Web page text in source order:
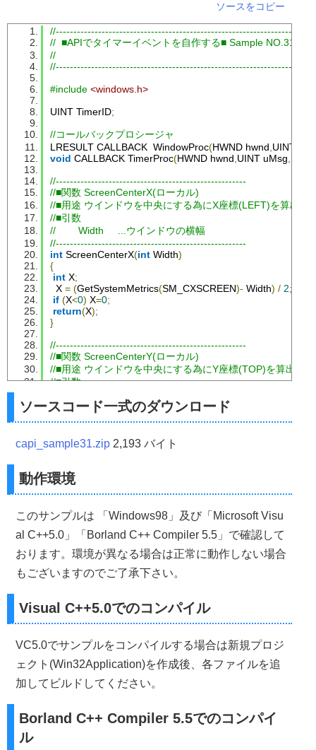
ソースをコピー
//  ■APIでタイマーイベントを自作する■ Sample NO.31
//
#include <windows.h>
UINT TimerID;
//コールバックプロシージャ
LRESULT CALLBACK WindowProc(HWND hwnd,UINT
void CALLBACK TimerProc(HWND hwnd,UINT uMsg,
//------------------------------------------------------
//■関数 ScreenCenterX(ローカル)
//■用途 ウインドウを中央にする為にX座標(LEFT)を算出す
//■引数
//        Width     ...ウインドウの横幅
//------------------------------------------------------
int ScreenCenterX(int Width)
{
int X;
  X
= (GetSystemMetrics(SM_CXSCREEN)- Width) / 2;
if (X<0) X=0;
return(X);
}
//------------------------------------------------------
//■関数 ScreenCenterY(ローカル)
//■用途 ウインドウを中央にする為にY座標(TOP)を算出する
//■引数
//------------------------------------------------------
int ScreenCenterY(int Height)
int Y;
GetSystemMetrics SM_CYSCREEN
return
}
//------------------------------------------------------
//■関数 CreateMainWindow(ローカル)
//■用途 メインウインドウを作成する
//■引数
//        Width      ...ウインドウの横幅
//        Height     ...ウインドウの縦幅
//        nCmdShow   ...ウインドウの表示形態
//        lpfnWndProc...コールバックプロシージャ
//        dwExstyle  ...拡張ウインドウスタイル
//        MenuID     ...メニューのID
//        hIcon      ...アイコン
//■戻り値
//------------------------------------------------------
HWND CreateMainWindow (int Width,int Height,LPCTSTR
ソースコード一式のダウンロード
capi_sample31.zip 2,193 バイト
動作環境
このサンプルは 「Windows98」及び「Microsoft Visu
al C++5.0」「Borland C++ Compiler 5.5」で確認して
おります。環境が異なる場合は正常に動作しない場合
もございますのでご了承下さい。
Visual C++5.0でのコンパイル
VC5.0でサンプルをコンパイルする場合は新規プロジ
ェクト(Win32Application)を作成後、各ファイルを追
加してビルドしてください。
Borland C++ Compiler 5.5でのコンパイ
ル